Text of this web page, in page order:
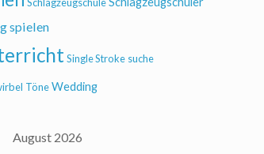
spielen
Single Stroke suche
TöneWedding
August 2026